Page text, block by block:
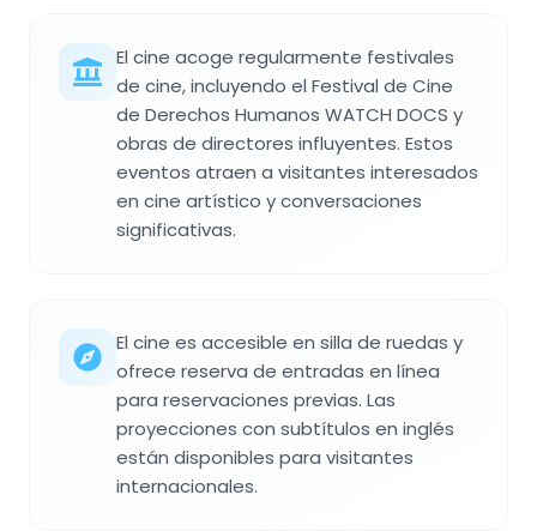
El cine acoge regularmente festivales
de cine, incluyendo el Festival de Cine
de Derechos Humanos WATCH DOCS y
obras de directores influyentes. Estos
eventos atraen a visitantes interesados
en cine artístico y conversaciones
significativas.
El cine es accesible en silla de ruedas y
ofrece reserva de entradas en línea
para reservaciones previas. Las
proyecciones con subtítulos en inglés
están disponibles para visitantes
internacionales.